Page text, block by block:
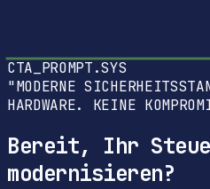
CTA_PROMPT.SYS
"MODERNE
HARDWARE. KEINE
Bereit, Ihr
modernisieren?